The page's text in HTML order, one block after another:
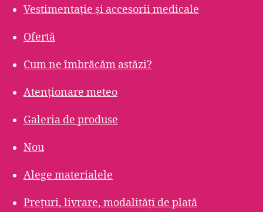
Vestimentație și accesorii medicale
Ofertă
Cum ne îmbrăcăm astăzi?
Atenționare meteo
Galeria de produse
Nou
Alege materialele
Prețuri, livrare, modalități de plată